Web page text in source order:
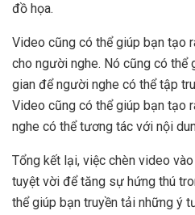
đồ họa.
Video cũng có thể giúp bạn tạo
cho người nghe. Nó cũng có thể
gian để người nghe có thể tập
Video cũng có thể giúp bạn tạo
nghe có thể tương tác với nội
Tổng kết lại, việc chèn video
tuyệt vời để tăng sự hứng thú
thể giúp bạn truyền tải những ý